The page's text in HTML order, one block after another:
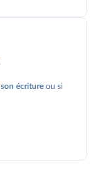
écriture ou si